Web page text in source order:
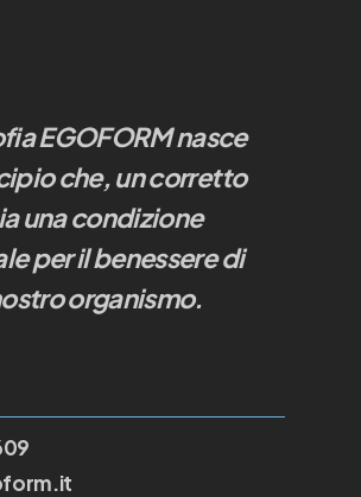
EGOFORM nasce
che, un corretto
una condizione
per il benessere di
organismo.